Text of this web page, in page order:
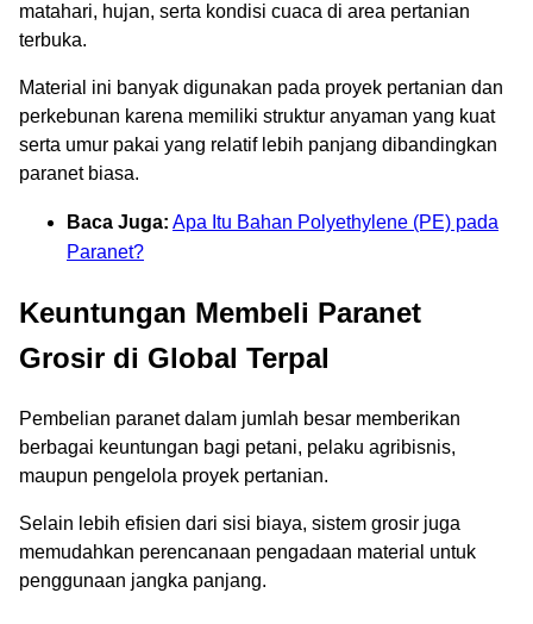
matahari, hujan, serta kondisi cuaca di area pertanian
terbuka.
Material ini banyak digunakan pada proyek pertanian dan
perkebunan karena memiliki struktur anyaman yang kuat
serta umur pakai yang relatif lebih panjang dibandingkan
paranet biasa.
Baca Juga: Apa Itu Bahan Polyethylene (PE) pada
Paranet?
Keuntungan Membeli Paranet
Grosir di Global Terpal
Pembelian paranet dalam jumlah besar memberikan
berbagai keuntungan bagi petani, pelaku agribisnis,
maupun pengelola proyek pertanian.
Selain lebih efisien dari sisi biaya, sistem grosir juga
memudahkan perencanaan pengadaan material untuk
penggunaan jangka panjang.